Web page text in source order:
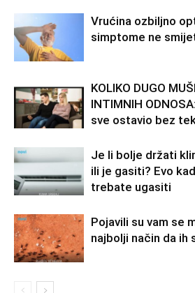
Vrućina ozbiljno
simptome ne
KOLIKO DUGO
INTIMNIH
sve ostavio bez
Je li bolje držati
ili je gasiti? Evo
trebate ugasiti
Pojavili su vam se
najbolji način da ih